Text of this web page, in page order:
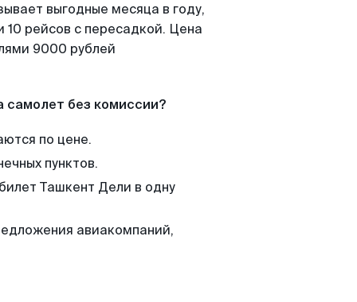
выгодные месяца в году,
рейсов с пересадкой. Цена
9000 рублей
самолет без комиссии?
по цене.
пунктов.
Ташкент Дели в одну
авиакомпаний,